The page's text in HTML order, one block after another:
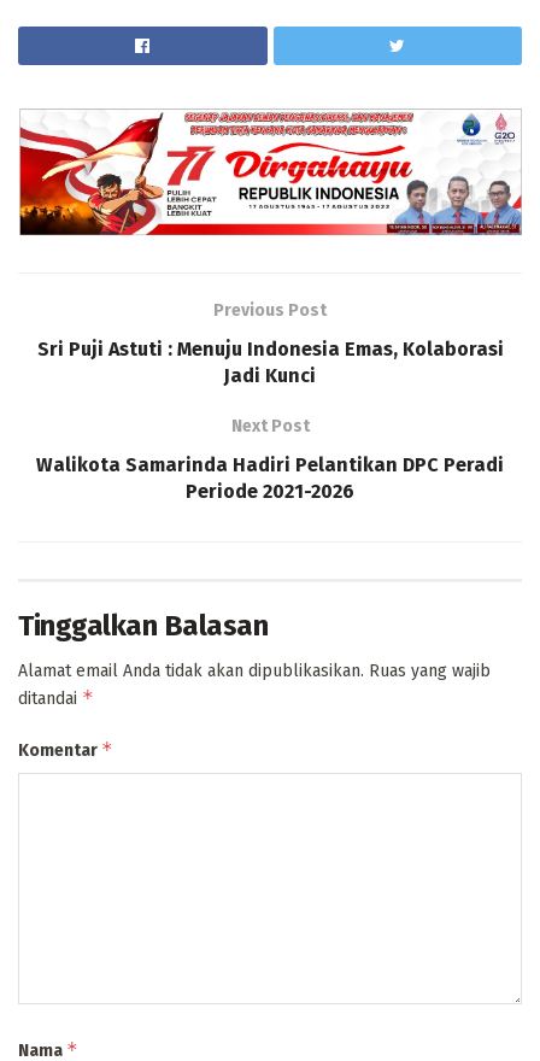
Previous Post
Sri Puji Astuti : Menuju Indonesia Emas, Kolaborasi
Jadi Kunci
Next Post
Walikota Samarinda Hadiri Pelantikan DPC Peradi
Periode 2021-2026
Tinggalkan Balasan
Alamat email Anda tidak akan dipublikasikan. Ruas yang wajib
ditandai *
Komentar *
Nama *